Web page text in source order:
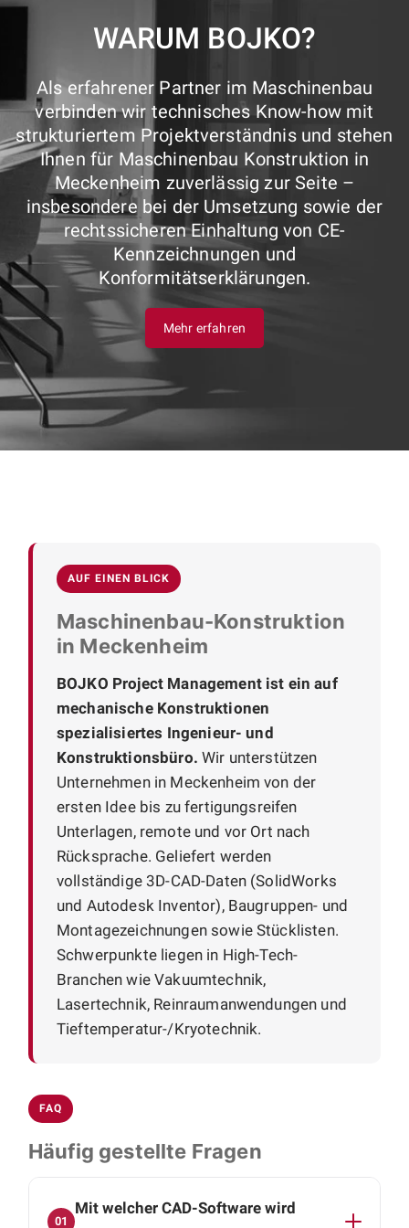
WARUM BOJKO?
Als erfahrener Partner im Maschinenbau
verbinden wir technisches Know-how mit
strukturiertem Projektverständnis und stehen
Ihnen für Maschinenbau Konstruktion in
Meckenheim zuverlässig zur Seite –
insbesondere bei der Umsetzung sowie der
rechtssicheren Einhaltung von CE-
Kennzeichnungen und
Konformitätserklärungen.
Mehr erfahren
AUF EINEN BLICK
Maschinenbau-Konstruktion
in Meckenheim
BOJKO Project Management ist ein auf
mechanische Konstruktionen
spezialisiertes Ingenieur- und
Konstruktionsbüro. Wir unterstützen
Unternehmen in Meckenheim von der
ersten Idee bis zu fertigungsreifen
Unterlagen, remote und vor Ort nach
Rücksprache. Geliefert werden
vollständige 3D-CAD-Daten (SolidWorks
und Autodesk Inventor), Baugruppen- und
Montagezeichnungen sowie Stücklisten.
Schwerpunkte liegen in High-Tech-
Branchen wie Vakuumtechnik,
Lasertechnik, Reinraumanwendungen und
Tieftemperatur-/Kryotechnik.
FAQ
Häufig gestellte Fragen
01
Mit welcher CAD-Software wird